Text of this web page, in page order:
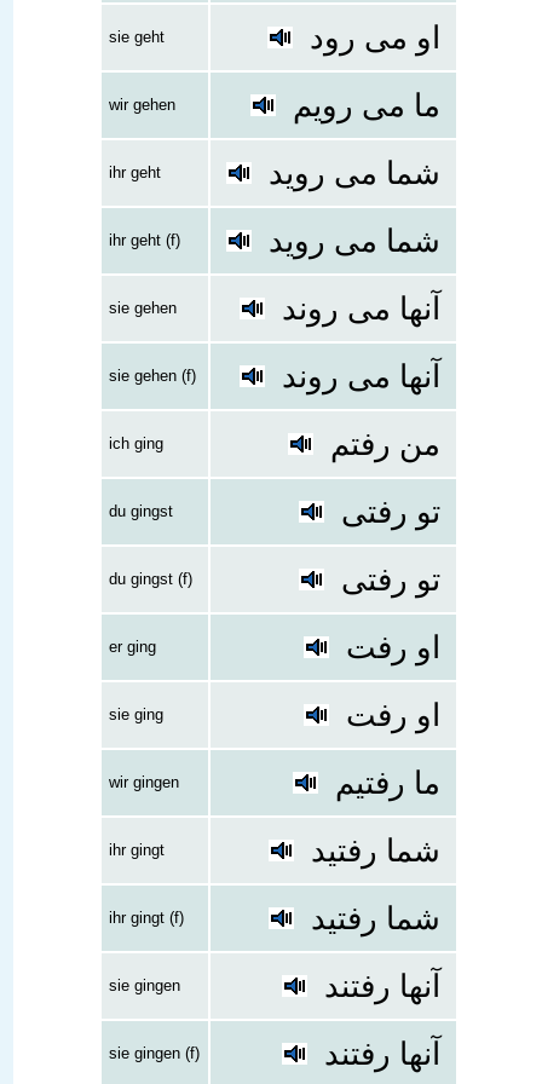
sie geht او می رود
wir gehen ما می رویم
ihr geht شما می روید
ihr geht (f) شما می روید
sie gehen آنها می روند
sie gehen (f) آنها می روند
ich ging من رفتم
du gingst تو رفتی
du gingst (f) تو رفتی
er ging او رفت
sie ging او رفت
wir gingen ما رفتیم
ihr gingt شما رفتید
ihr gingt (f) شما رفتید
sie gingen آنها رفتند
sie gingen (f) آنها رفتند